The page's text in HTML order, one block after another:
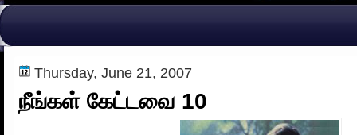
Thursday, June 21, 2007
நீங்கள் கேட்டவை 10